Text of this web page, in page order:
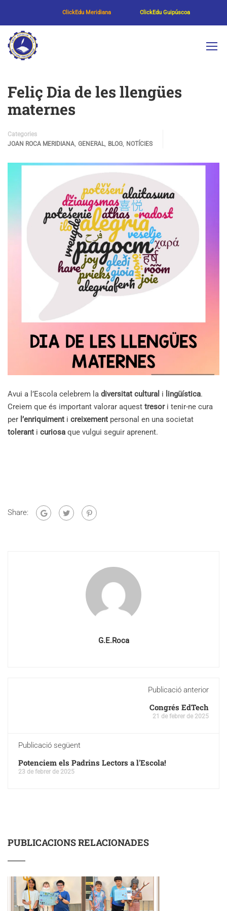
ClickEdu Meridiana ClickEdu Guipúscoa
Feliç Dia de les llengües
maternes
Categories
JOAN ROCA MERIDIANA, GENERAL, BLOG, NOTÍCIES
Avui a l’Escola celebrem la diversitat cultural i lingüística.
Creiem que és important valorar aquest tresor i tenir-ne cura
per l’enriquiment i creixement personal en una societat
tolerant i curiosa que vulgui seguir aprenent.
Share:
G.E.Roca
Publicació anterior
Congrés EdTech
21 de febrer de 2025
Publicació següent
Potenciem els Padrins Lectors a l'Escola!
23 de febrer de 2025
PUBLICACIONS RELACIONADES